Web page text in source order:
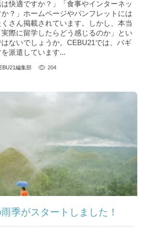
快適ですか？」「食事やインターネッ
か？」ホームページやパンフレットには
さん掲載されています。しかし、本当
際に留学したらどう感じるのか」とい
ないでしょうか。CEBU21では、バギ
派遣しています...
編集部 204
季がスタートしました！